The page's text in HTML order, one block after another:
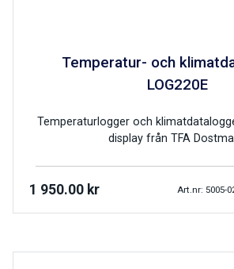
Temperatur- och
LOG220E
Temperaturlogger och
display från TFA
1 950.00 kr Art.nr: 5005-